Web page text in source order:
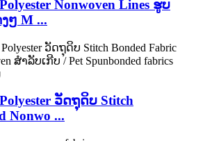
Nonwoven Lines ຮູບ
ໆ M ...
ວັດຖຸດິບ Stitch
Nonwo ...